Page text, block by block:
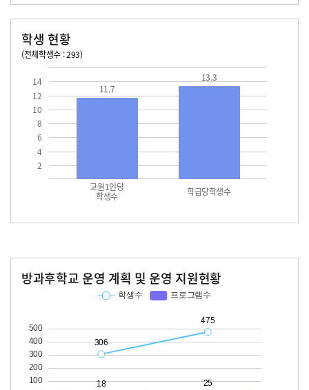
08. 12 수 - 양성평등주간
08. 13 목 - 여름방학
08. 13 목 - 양성평등주간
학생 현황
(전체학생수 : 293)
2
4
6
8
10
12
14
교원1인당
학생수 학급당학생수
11.7
13.3
방과후학교 운영 계획 및 운영 지원현황